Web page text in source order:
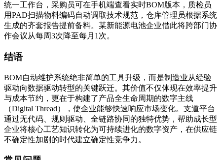
统一工作台，采购员可在手机端查看实时BOM版本，质检员
用PAD扫描物料编码自动调取技术规范，仓库管理员根据系统
生成的齐套报告提前备料。某新能源电池企业借此将跨部门协
作会议从每周3次降至每月1次。
结语
BOM自动维护系统绝非简单的工具升级，而是制造业从经验
驱动向数据驱动转型的关键跃迁。其价值不仅体现在效率提升
与成本节约，更在于构建了产品全生命周期的数字主线
（Digital Thread），使企业能够快速响应市场变化。支道平台
通过无代码、规则驱动、全链路协同的独特优势，帮助成长型
企业将核心工艺知识转化为可持续进化的数字资产，在供应链
不确定性加剧的时代建立确定性竞争力。